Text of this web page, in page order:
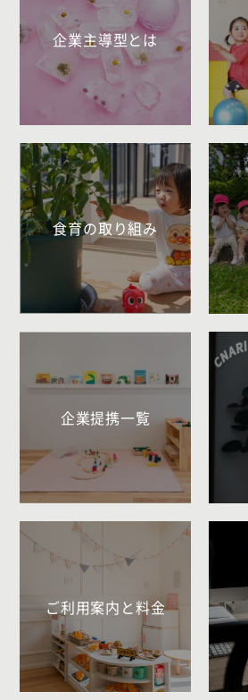
企業主導型とは
食育の取り組み
企業提携一覧
ご利用案内と料金